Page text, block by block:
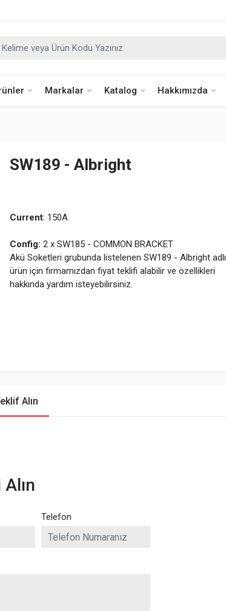
Markalar Katalog Hakkımızda
SW189 - Albright
Current: 150A
Config: 2 x SW185 - COMMON BRACKET
Akü Soketleri grubunda listelenen SW189 - Albright adlı
ürün için firmamızdan fiyat teklifi alabilir ve özellikleri
hakkında yardım isteyebilirsiniz.
Alın
Telefon